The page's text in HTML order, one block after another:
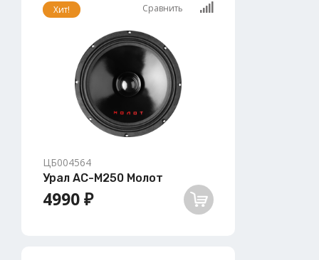
Хит! Сравнить
ЦБ004564
Урал АС-М250 Молот
4990 ₽